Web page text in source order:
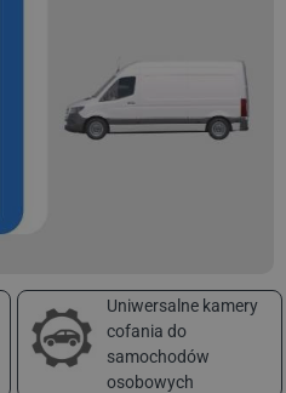
Uniwersalne kamery
cofania do
samochodów
osobowych